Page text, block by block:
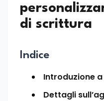
di scrittura
Indice
Introduzione
Dettagli